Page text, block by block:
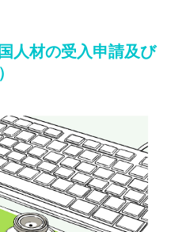
務
申請・発行業務
支援や相談)等
正確にタスクを進められる方
持って丁寧なコミュニケーシ
はありません。日本語での書
が中心となります。
人材の受入申請及び